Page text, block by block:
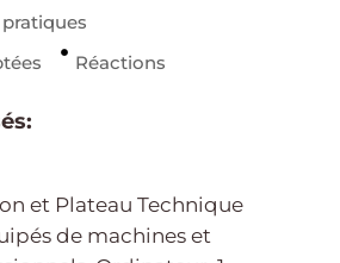
Réactions
et Plateau Technique
de machines et